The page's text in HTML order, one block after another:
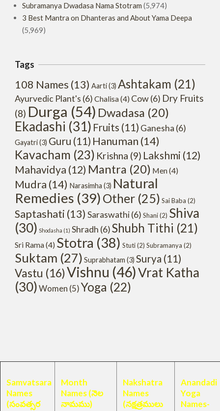
Subramanya Dwadasa Nama Stotram (5,974)
3 Best Mantra on Dhanteras and About Yama Deepa
(5,969)
Tags
108 Names (13) Aarti(3) Ashtakam (21)
Ayurvedic Plant's (6) Chalisa(4) Cow(6) Dry Fruits
(8) Durga (54) Dwadasa (20)
Ekadashi (31) Fruits (11) Ganesha (6)
Gayatri(3) Guru (11) Hanuman (14)
Kavacham (23) Krishna (9) Lakshmi (12)
Mahavidya (12) Mantra (20) Men(4)
Mudra (14) Narasimha (3) Natural
Remedies (39) Other (25) Sai Baba (2)
Saptashati (13) Saraswathi(6) Shani(2) Shiva
(30) Shodasha (1) Shradh (6)Shubh Tithi (21)
Sri Rama(4) Stotra (38) Stuti(2) Subramanya (2)
Suktam (27) Suprabhatam (3) Surya (11)
Vastu (16)Vishnu (46)Vrat Katha
(30)Women (5)Yoga (22)
Samvatsara
Names
(సంవత్సర
Month
Names (నెల
నామము)
Nakshatra
Names
(నక్షత్రములు
Anandadi
Yoga
Names-